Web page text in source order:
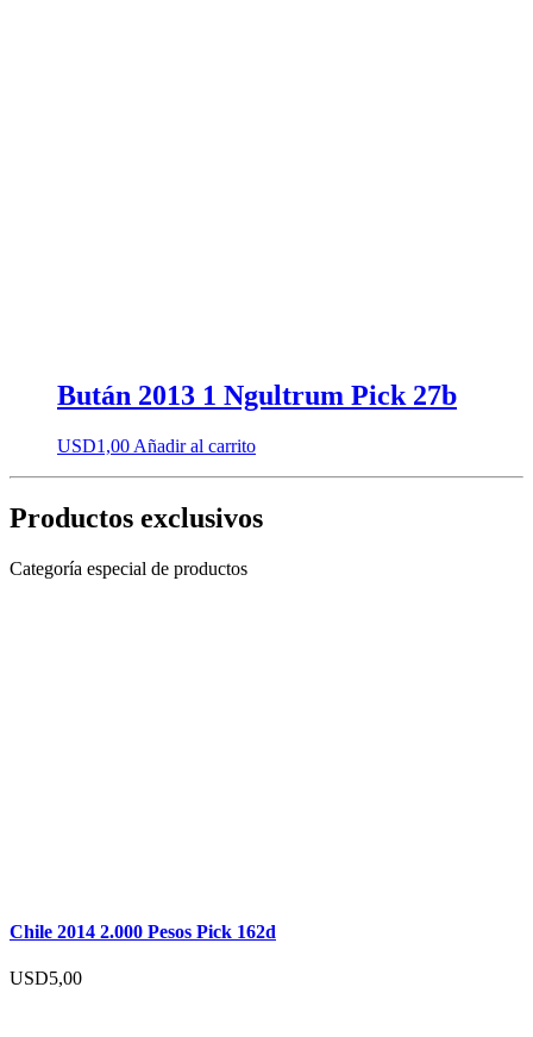
Bután 2013 1 Ngultrum Pick 27b
USD1,00 Añadir al carrito
Productos exclusivos
Categoría especial de productos
Chile 2014 2.000 Pesos Pick 162d
USD5,00